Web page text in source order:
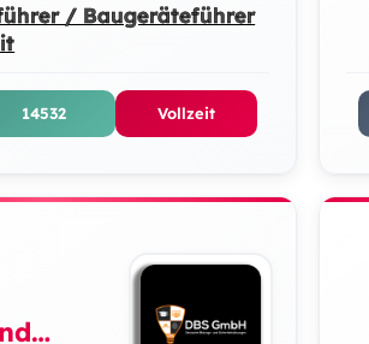
/ Baugeräteführer
14532 Vollzeit